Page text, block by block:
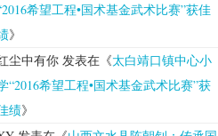
希望工程•国术基金武术比赛”获佳
》
尘中有你 发表在《太白靖口镇中心小
“2016希望工程•国术基金武术比赛”获
绩》